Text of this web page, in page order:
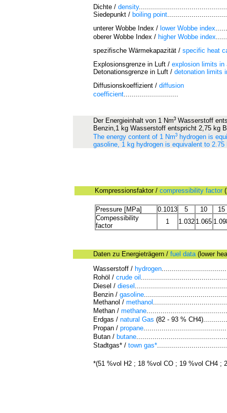
Dichte / density
Siedepunkt / boiling point
unterer Wobbe Index / lower Wobbe index
oberer Wobbe Index / higher Wobbe index
spezifische Wärmekapazität / specific heat
Explosionsgrenze in Luft / explosion limits in
Detonationsgrenze in Luft / detonation limits
Diffusionskoeffizient / diffusion
coefficient...........................
Der Energieinhalt von 1 Nm Wasserstoff
Benzin,1 kg Wasserstoff entspricht 2,75 kg
The energy content of 1 Nm
hydrogen is
gasoline, 1 kg hydrogen is equivalent to
Kompressionsfaktor / compressibility factor
Pressure [MPa] 0.1013 5 10
15
Compessibility
factor
1 1.032 1.065
Daten zu Energieträgern / fuel data(lower
Wasserstoff / hydrogen
Rohöl / crude oil
Diesel / diesel
Benzin / gasoline
Methanol / methanol
Methan / methane
Erdgas / natural Gas (82 - 93 %
Propan / propane
Butan / butane
Stadtgas* / town gas*
*(51 %vol H2 ; 18 %vol CO ; 19 %vol CH4 ;